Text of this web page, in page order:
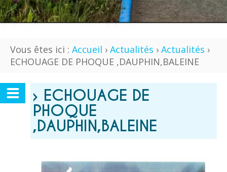
Vous êtes ici : Accueil › Actualités › Actualités ›
ECHOUAGE DE PHOQUE ,DAUPHIN,BALEINE
› ECHOUAGE DE
PHOQUE
,DAUPHIN,BALEINE